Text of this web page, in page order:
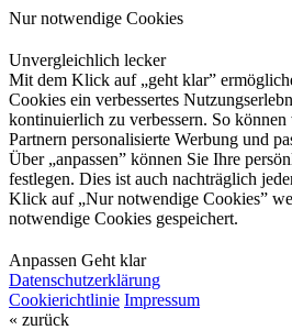
Nur notwendige Cookies
Unvergleichlich lecker
Mit dem Klick auf „geht klar”
Cookies ein verbessertes
kontinuierlich zu verbessern. So
Partnern personalisierte Werbung und
Über „anpassen” können Sie Ihre
festlegen. Dies ist auch nachträglich
Klick auf „Nur notwendige Cookies”
notwendige Cookies gespeichert.
Anpassen Geht klar
Datenschutzerklärung
Cookierichtlinie Impressum
« zurück